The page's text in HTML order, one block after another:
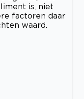
is, niet
factoren daar
waard.